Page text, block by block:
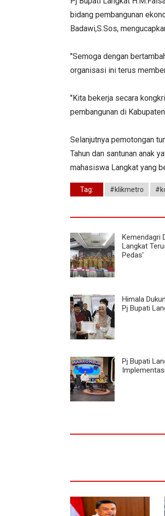
bidang pembangunan
Badawi,S.Sos,
"Semoga dengan
organisasi ini terus
"Kita bekerja secara
pembangunan di
Selanjutnya pemotongan
Tahun dan santunan anak
mahasiswa Langkat yang
Tag: #klikmetro
Kemendagri
Langkat
Pedas'
Himala
Pj Bupati
Pj Bupati